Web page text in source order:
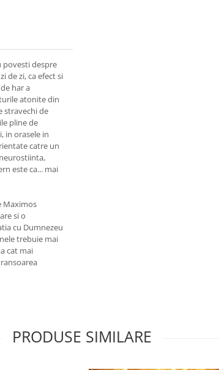
povesti despre
de zi, ca efect si
har a
atonite din
stravechi de
pline de
in orasele in
catre un
este ca... mai
Maximos
si o
cu Dumnezeu
trebuie mai
cat mai
PRODUSE SIMILARE